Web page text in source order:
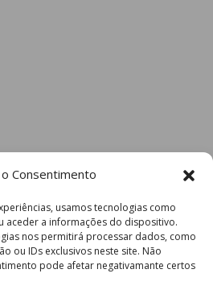
Consentimento
usamos tecnologias como
aceder a informações do dispositivo.
nos permitirá processar dados, como
ou IDs exclusivos neste site. Não
pode afetar negativamante certos